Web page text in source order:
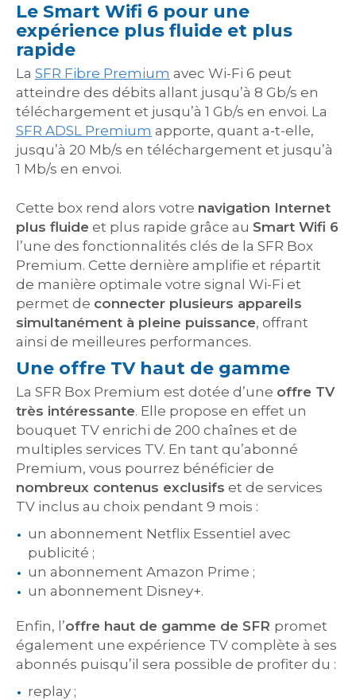
Le Smart Wifi 6 pour une
expérience plus fluide et plus
rapide
La SFR Fibre Premium avec Wi-Fi 6 peut
atteindre des débits allant jusqu’à 8 Gb/s en
téléchargement et jusqu’à 1 Gb/s en envoi. La
SFR ADSL Premium apporte, quant a-t-elle,
jusqu’à 20 Mb/s en téléchargement et jusqu’à
1 Mb/s en envoi.
Cette box rend alors votre navigation Internet
plus fluide et plus rapide grâce au Smart Wifi 6
l’une des fonctionnalités clés de la SFR Box
Premium. Cette dernière amplifie et répartit
de manière optimale votre signal Wi-Fi et
permet de connecter plusieurs appareils
simultanément à pleine puissance, offrant
ainsi de meilleures performances.
Une offre TV haut de gamme
La SFR Box Premium est dotée d’une offre TV
très intéressante. Elle propose en effet un
bouquet TV enrichi de 200 chaînes et de
multiples services TV. En tant qu’abonné
Premium, vous pourrez bénéficier de
nombreux contenus exclusifs et de services
TV inclus au choix pendant 9 mois :
un abonnement Netflix Essentiel avec
publicité ;
un abonnement Amazon Prime ;
un abonnement Disney+.
Enfin, l’offre haut de gamme de SFR promet
également une expérience TV complète à ses
abonnés puisqu’il sera possible de profiter du :
replay ;